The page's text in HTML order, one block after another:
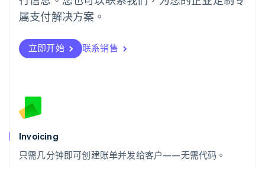
属支付解决方案。
立即开始 联系销售
Invoicing
只需几分钟即可创建账单并发给客户——无需代码。
瑞典
SvenskaEnglish
Deutsch FrançaisItaliano English
塞浦路斯
English
ไทยEnglish
希腊
English